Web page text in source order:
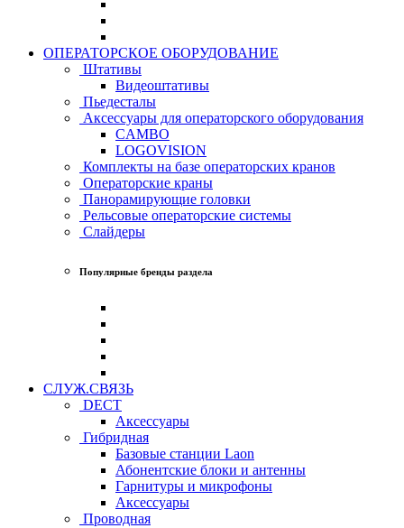
ОПЕРАТОРСКОЕ ОБОРУДОВАНИЕ
Штативы
Видеоштативы
Пьедесталы
Аксессуары для операторского оборудования
CAMBO
LOGOVISION
Комплекты на базе операторских кранов
Операторские краны
Панорамирующие головки
Рельсовые операторские системы
Слайдеры
Популярные бренды раздела
СЛУЖ.СВЯЗЬ
DECT
Аксессуары
Гибридная
Базовые станции Laon
Абонентские блоки и антенны
Гарнитуры и микрофоны
Аксессуары
Проводная